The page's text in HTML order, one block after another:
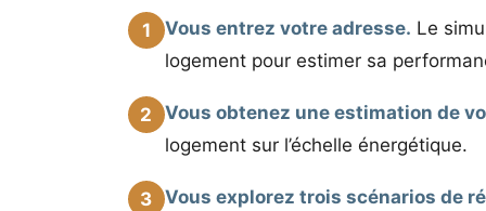
1 Vous entrez votre adresse. Le
logement pour estimer sa
2
Vous obtenez une estimation de
logement sur l’échelle énergétique.
3 Vous explorez trois scénarios de